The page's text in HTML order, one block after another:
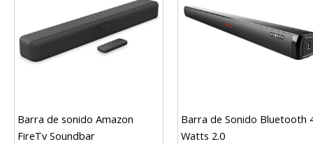
Barra de sonido Amazon
FireTv Soundbar
Barra de Sonido Bluetooth
Watts 2.0